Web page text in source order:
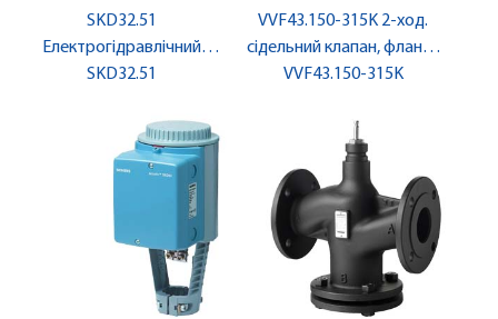
SKD32.51
Електрогідравлічний
привод, 1000 N, AC 230 В, 3-
SKD32.51
VVF43.150-315K 2-ход.
сідельний клапан, фланц.,
PN16, DN150, kvs 315, з
SIEMENS
VVF43.150-315K